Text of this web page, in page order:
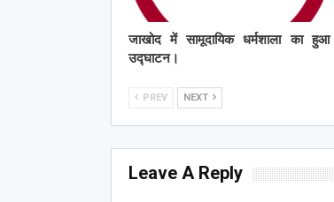
जाखोद में सामूदायिक धर्मशाला का हुआ
उद्घाटन।
PREV NEXT
Leave A Reply